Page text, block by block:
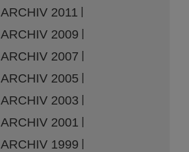
ARCHIV 2011
ARCHIV 2009
ARCHIV 2007
ARCHIV 2005
ARCHIV 2003
ARCHIV 2001
ARCHIV 1999